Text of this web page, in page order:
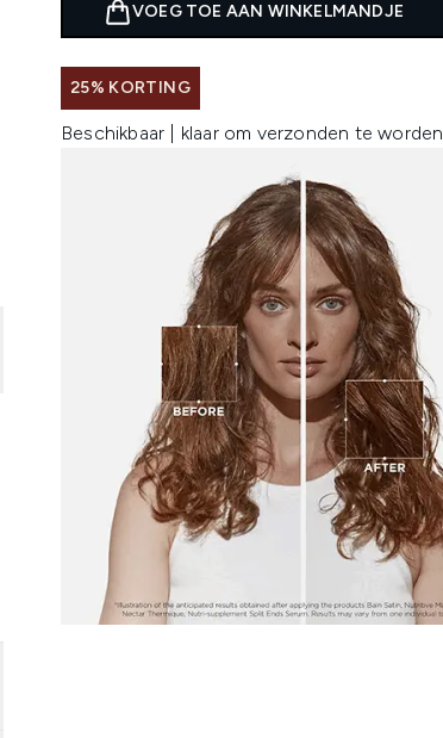
VOEG TOE AAN WINKELMANDJE
25% KORTING
Beschikbaar | klaar om verzonden te worden